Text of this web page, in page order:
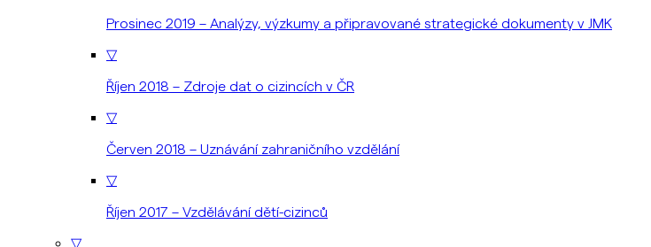
Prosinec 2019 – Analýzy, výzkumy a připravované strategické dokumenty v JMK
▽
Říjen 2018 – Zdroje dat o cizincích v ČR
▽
Červen 2018 – Uznávání zahraničního vzdělání
▽
Říjen 2017 – Vzdělávání dětí-cizinců
▽